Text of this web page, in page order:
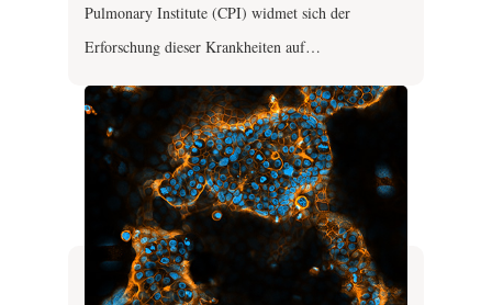
Pulmonary Institute (CPI) widmet sich der
Erforschung dieser Krankheiten auf…